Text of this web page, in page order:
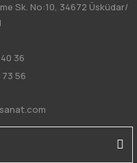
Sk. No:10, 34672 Üsküdar/
36
56